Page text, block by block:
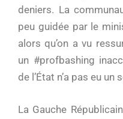
deniers. La
peu guidée par le
alors qu’on a vu
un #profbashing
de l’État n’a pas eu un
La Gauche